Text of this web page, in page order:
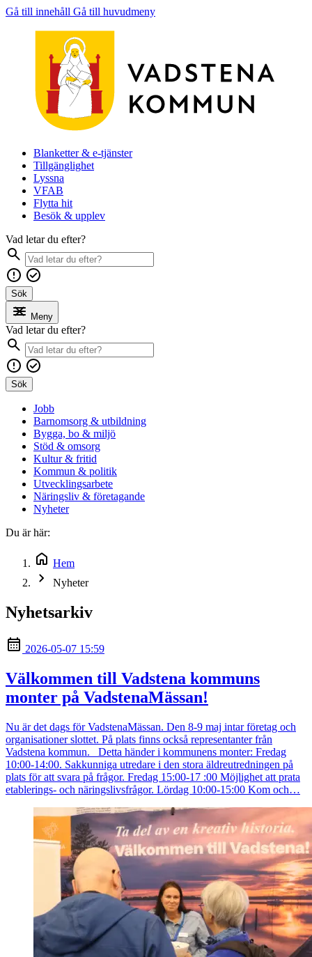
Gå till innehåll Gå till huvudmeny
Blanketter & e-tjänster
Tillgänglighet
Lyssna
VFAB
Flytta hit
Besök & upplev
Vad letar du efter?
Sök
Meny
Vad letar du efter?
Sök
Jobb
Barnomsorg & utbildning
Bygga, bo & miljö
Stöd & omsorg
Kultur & fritid
Kommun & politik
Utvecklingsarbete
Näringsliv & företagande
Nyheter
Du är här:
Hem
Nyheter
Nyhetsarkiv
2026-05-07 15:59
Välkommen till Vadstena kommuns
monter på VadstenaMässan!
Nu är det dags för VadstenaMässan. Den 8-9 maj intar företag och
organisationer slottet. På plats finns också representanter från
Vadstena kommun. Detta händer i kommunens monter: Fredag
10:00-14:00. Sakkunniga utredare i den stora äldreutredningen på
plats för att svara på frågor. Fredag 15:00-17 :00 Möjlighet att prata
etablerings- och näringslivsfrågor. Lördag 10:00-15:00 Kom och…